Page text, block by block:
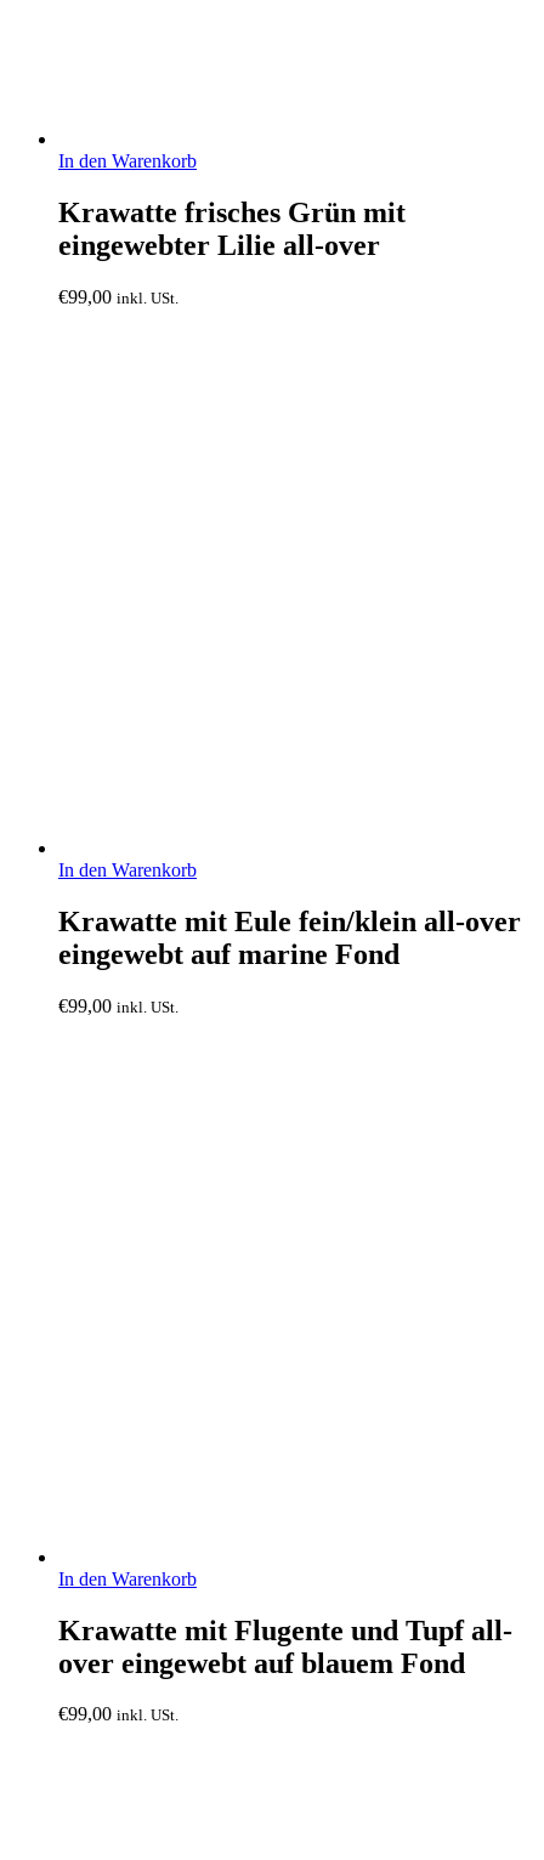
In den Warenkorb
Krawatte frisches Grün mit
eingewebter Lilie all-over
€99,00 inkl. USt.
In den Warenkorb
Krawatte mit Eule fein/klein all-over
eingewebt auf marine Fond
€99,00 inkl. USt.
In den Warenkorb
Krawatte mit Flugente und Tupf all-
over eingewebt auf blauem Fond
€99,00 inkl. USt.